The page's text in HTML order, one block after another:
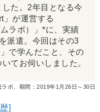
た。2年目となる今
」が運営する
ラボ）」*に、実績
派遣。今回はその3
で学んだこと、その
てお伺いしました。
ボ、期間：2019年1月26日～30日
]